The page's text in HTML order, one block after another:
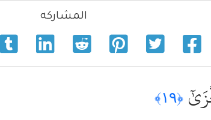
المشاركه
﴿١٩﴾